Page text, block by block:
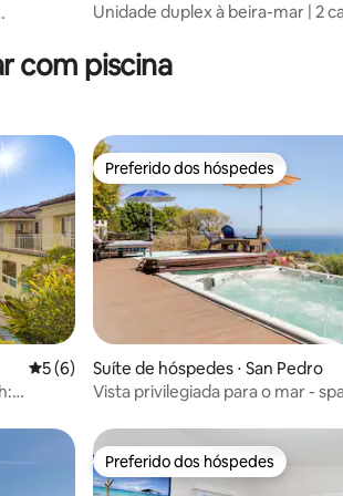
Unidade duplex à beira-mar | 2
com piscina
5 de uma avaliação média de 5, 6
5 (6)
Preferido dos hóspedes
Preferido dos hóspedes
Suíte de hóspedes ⋅ San Pedro
Vista privilegiada para o mar -
Preferido dos hóspedes
Preferido dos hóspedes